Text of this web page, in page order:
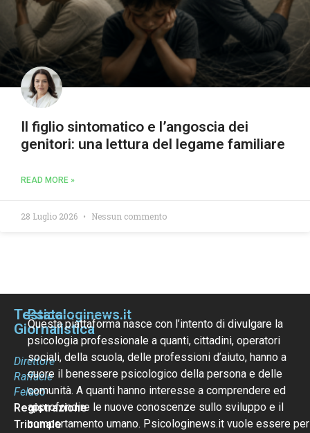
Il figlio sintomatico e l’angoscia dei
genitori: una lettura del legame familiare
READ MORE »
28 Luglio 2026 Nessun commento
Testata
Giornalistica
Direttore
Raffaele
Felaco
Registrazione
Tribunale
Psicologinews.it
Questa piattaforma nasce con l’intento di divulgare la
psicologia professionale a quanti, cittadini, operatori
sociali, della scuola, delle professioni d’aiuto, hanno a
cuore il benessere psicologico della persona e delle
comunità. A quanti hanno interesse a comprendere ed
approfondire le nuove conoscenze sullo sviluppo e il
comportamento umano. Psicologinews.it vuole essere per